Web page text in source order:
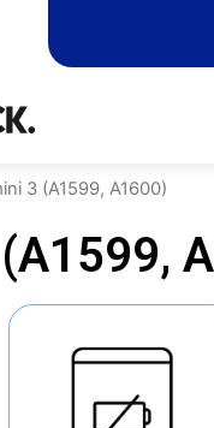
3 (A1599, A1600)